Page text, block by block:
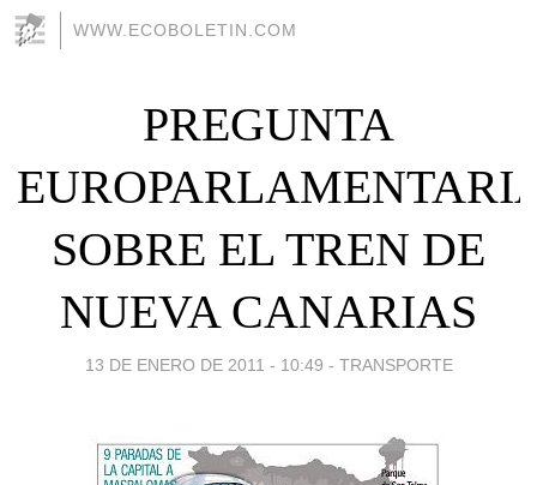
WWW.ECOBOLETIN.COM
PREGUNTA
SOBRE EL TREN DE
NUEVA CANARIAS
13 DE ENERO DE 2011 - 10:49 - TRANSPORTE